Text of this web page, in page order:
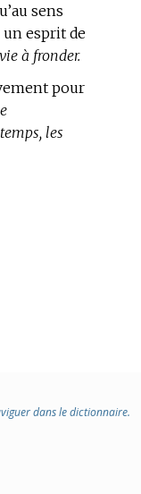
sens
esprit de
à fronder.
pour
les
dans le dictionnaire.